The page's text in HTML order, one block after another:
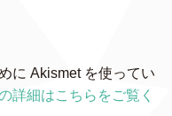
に Akismet を使ってい
詳細はこちらをご覧く